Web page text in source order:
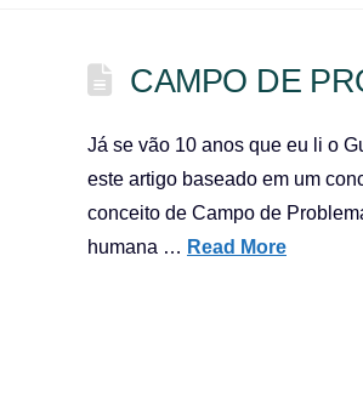
CAMPO DE
Já se vão 10 anos que eu li o
este artigo baseado em um
conceito de Campo de
humana … Read More